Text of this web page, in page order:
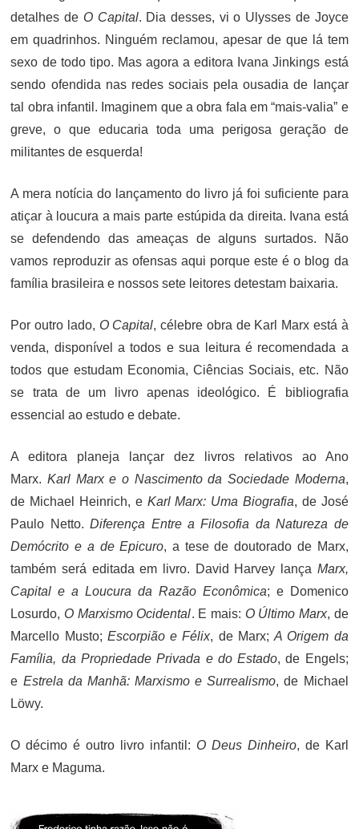
detalhes de O Capital. Dia desses, vi o Ulysses de Joyce
em quadrinhos. Ninguém reclamou, apesar de que lá tem
sexo de todo tipo. Mas agora a editora Ivana Jinkings está
sendo ofendida nas redes sociais pela ousadia de lançar
tal obra infantil. Imaginem que a obra fala em “mais-valia” e
greve, o que educaria toda uma perigosa geração de
militantes de esquerda!
A mera notícia do lançamento do livro já foi suficiente para
atiçar à loucura a mais parte estúpida da direita. Ivana está
se defendendo das ameaças de alguns surtados. Não
vamos reproduzir as ofensas aqui porque este é o blog da
família brasileira e nossos sete leitores detestam baixaria.
Por outro lado, O Capital, célebre obra de Karl Marx está à
venda, disponível a todos e sua leitura é recomendada a
todos que estudam Economia, Ciências Sociais, etc. Não
se trata de um livro apenas ideológico. É bibliografia
essencial ao estudo e debate.
A editora planeja lançar dez livros relativos ao Ano
Marx.Karl Marx e o Nascimento da Sociedade Moderna,
de Michael Heinrich, e Karl Marx: Uma Biografia, de José
Paulo Netto.Diferença Entre a Filosofia da Natureza de
Demócrito e a de Epicuro, a tese de doutorado de Marx,
também será editada em livro. David Harvey lança Marx,
Capital e a Loucura da Razão Econômica; e Domenico
Losurdo, O Marxismo Ocidental. E mais: O Último Marx, de
Marcello Musto; Escorpião e Félix, de Marx;A Origem da
Família, da Propriedade Privada e do Estado, de Engels;
e Estrela da Manhã: Marxismo e Surrealismo, de Michael
Löwy.
O décimo é outro livro infantil: O Deus Dinheiro, de Karl
Marx e Maguma.